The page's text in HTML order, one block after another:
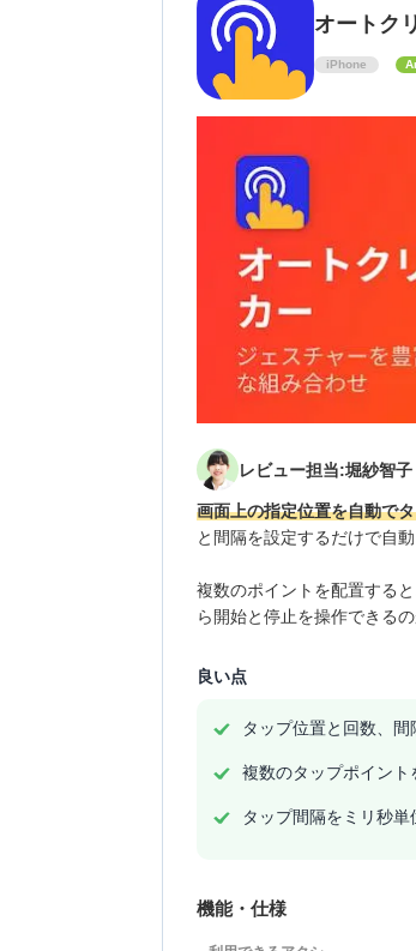
オートク
iPhone
レビュー担当:堀紗智子
画面上の指定位置を自動で
と間隔を設定するだけで自
複数のポイントを配置する
ら開始と停止を操作できるの
良い点
タップ位置と回数、
複数のタップポイン
タップ間隔をミリ秒
機能・仕様